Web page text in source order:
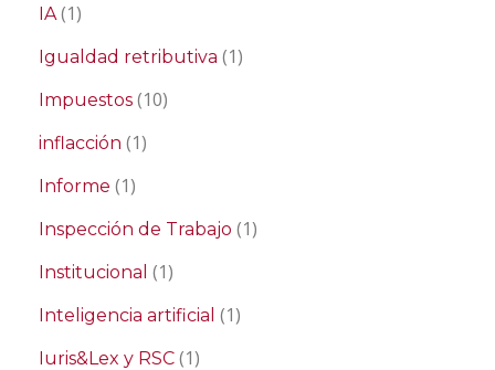
IA(1)
Igualdad retributiva (1)
Impuestos (10)
inflacción (1)
Informe (1)
Inspección de Trabajo (1)
Institucional (1)
Inteligencia artificial (1)
Iuris&Lex y RSC (1)